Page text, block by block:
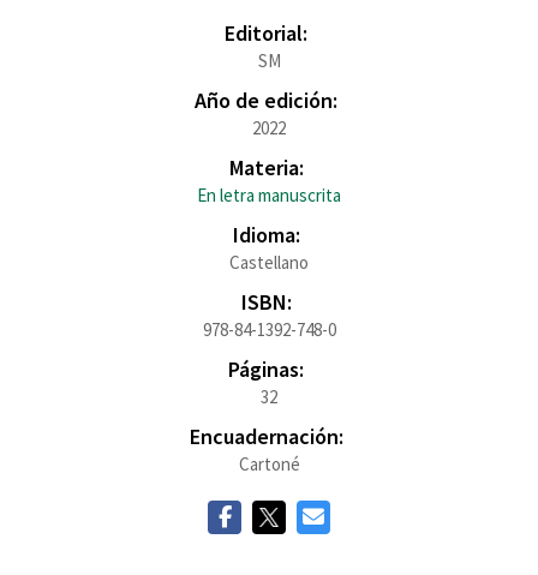
Editorial:
SM
Año de edición:
2022
Materia:
En letra manuscrita
Idioma:
Castellano
ISBN:
978-84-1392-748-0
Páginas:
32
Encuadernación:
Cartoné